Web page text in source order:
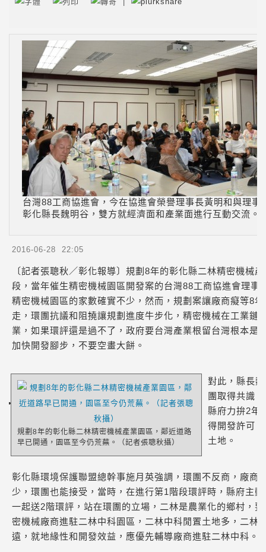
台灣88工商協進會，今在協進會榮譽理事長黃明和與理事
彰化縣長魏明谷，雙方就經濟面和產業面進行互動交流。
2016-06-28 22:05
〔記者張聰秋／彰化報導〕規劃8年的彰化縣二林精密機械
段，當年催生精密機械園區開發案的台灣88工商協進會理事
精密機械園區的家數確實不少，然而，規劃案讓廠商癡等8
走，環團抗議和阻撓讓規劃進度牛步化，精密機械在工業鏈
業，如果環評還是過不了，政府要台灣產業根留台灣根本是
加快開發腳步，不要空畫大餅。
規劃8年的彰化縣二林精密機械產業園區，鄰近道路
早已開通，園區至今仍荒蕪。（記者張聰秋攝）
對此，縣長
團取得共識
縣府力拚2年
得開發許可
土地。
彰化縣環境保護聯盟總幹事施月英強調，環團不反商，廠商
少，環團也能接受，當時，在進行第1階段環評時，縣府主
一起送2階環評，站在環團的立場，二林是農業化的鄉村，
密機械廠商進駐二林中科園區，二林中科閒置土地多，二林
遠，就地緣性和開發效益，應優先輔導廠商進駐二林中科。